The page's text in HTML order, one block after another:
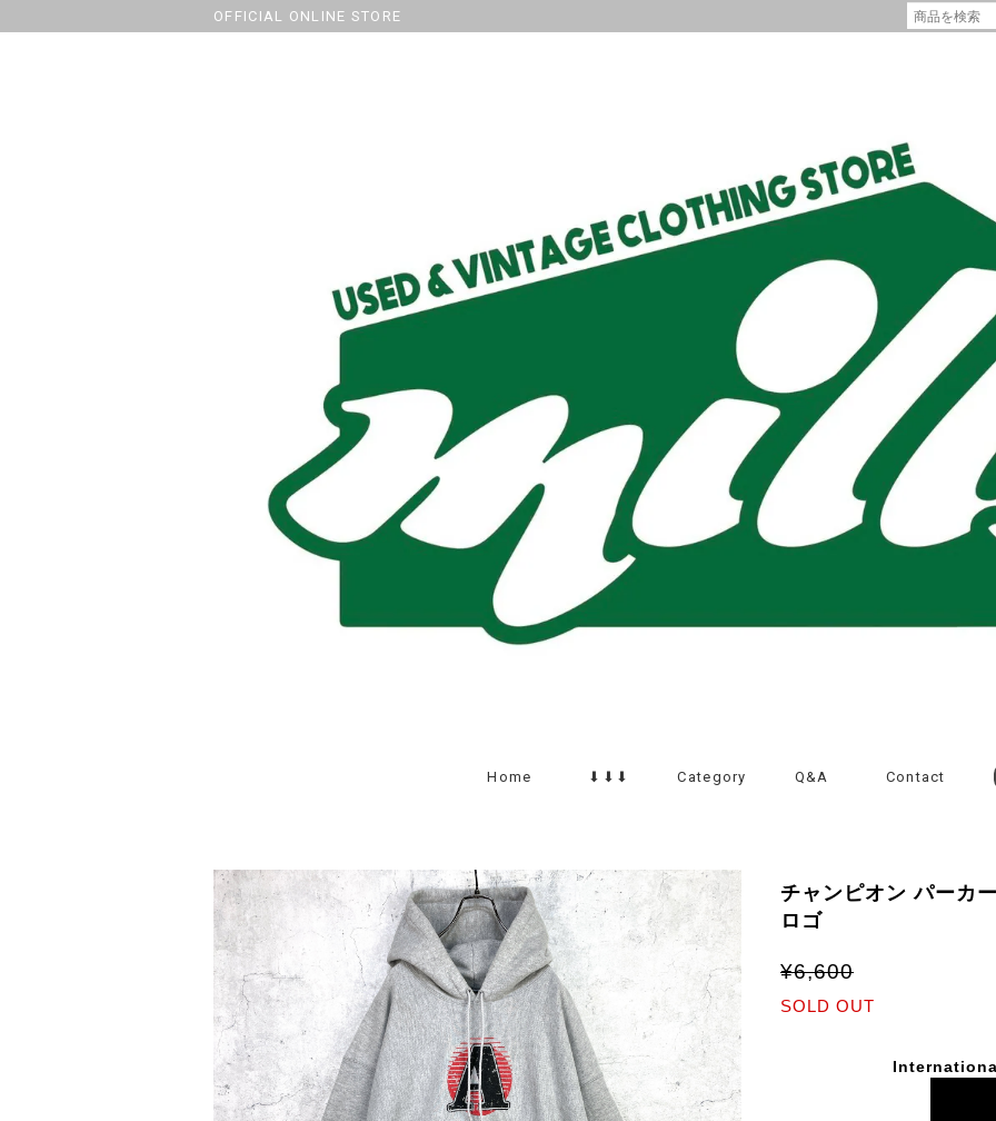
OFFICIAL ONLINE STORE
Home ⬇︎⬇︎⬇︎ Category Q&A Contact
チャンピオン パーカ
ロゴ
¥6,600
SOLD OUT